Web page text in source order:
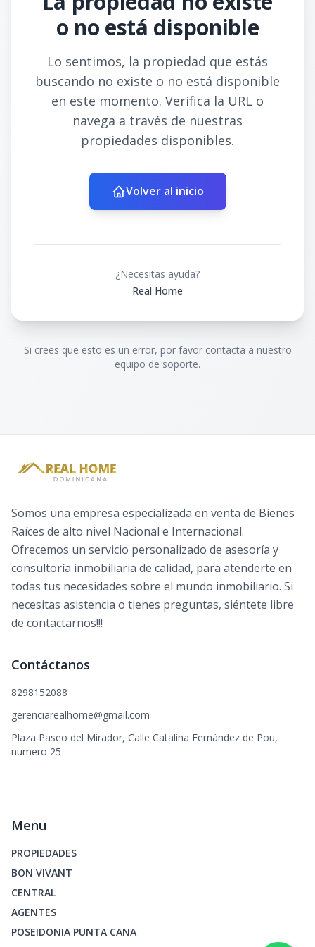
o no está disponible
Lo sentimos, la propiedad que estás
buscando no existe o no está disponible
en este momento. Verifica la URL o
navega a través de nuestras
propiedades disponibles.
Volver al inicio
¿Necesitas ayuda?
Real Home
Si crees que esto es un error, por favor contacta a nuestro
equipo de soporte.
Somos una empresa especializada en venta de Bienes
Raíces de alto nivel Nacional e Internacional.
Ofrecemos un servicio personalizado de asesoría y
consultoría inmobiliaria de calidad, para atenderte en
todas tus necesidades sobre el mundo inmobiliario. Si
necesitas asistencia o tienes preguntas, siéntete libre
de contactarnos!!!
Contáctanos
8298152088
gerenciarealhome@gmail.com
Plaza Paseo del Mirador, Calle Catalina Fernández de Pou,
numero 25
Menu
PROPIEDADES
BON VIVANT
CENTRAL
AGENTES
POSEIDONIA PUNTA CANA